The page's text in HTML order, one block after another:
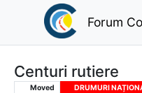
Forum
Centuri rutiere
Moved DRUMURI